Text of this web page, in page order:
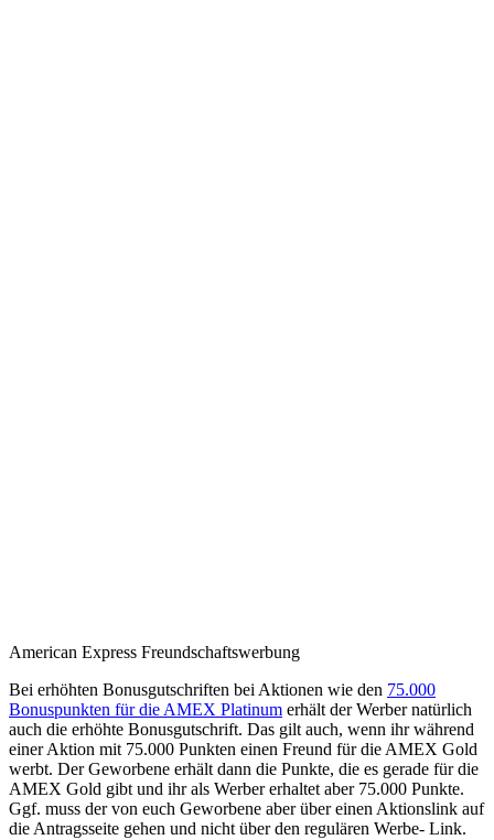
American Express Freundschaftswerbung
Bei erhöhten Bonusgutschriften bei Aktionen wie den 75.000
Bonuspunkten für die AMEX Platinum erhält der Werber natürlich
auch die erhöhte Bonusgutschrift. Das gilt auch, wenn ihr während
einer Aktion mit 75.000 Punkten einen Freund für die AMEX Gold
werbt. Der Geworbene erhält dann die Punkte, die es gerade für die
AMEX Gold gibt und ihr als Werber erhaltet aber 75.000 Punkte.
Ggf. muss der von euch Geworbene aber über einen Aktionslink auf
die Antragsseite gehen und nicht über den regulären Werbe- Link.